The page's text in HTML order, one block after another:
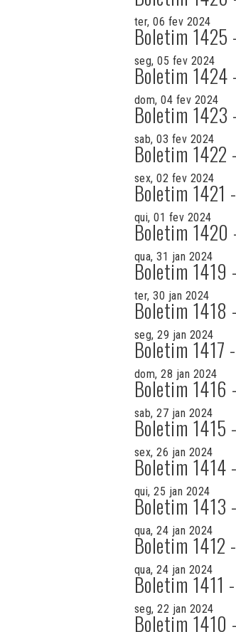
ter, 06 fev 2024
Boletim 1425
seg, 05 fev 2024
Boletim 1424
dom, 04 fev 2024
Boletim 1423
sab, 03 fev 2024
Boletim 1422
sex, 02 fev 2024
Boletim 1421
qui, 01 fev 2024
Boletim 1420
qua, 31 jan 2024
Boletim 1419
ter, 30 jan 2024
Boletim 1418
seg, 29 jan 2024
Boletim 1417
dom, 28 jan 2024
Boletim 1416
sab, 27 jan 2024
Boletim 1415
sex, 26 jan 2024
Boletim 1414
qui, 25 jan 2024
Boletim 1413
qua, 24 jan 2024
Boletim 1412
qua, 24 jan 2024
Boletim 1411
seg, 22 jan 2024
Boletim 1410